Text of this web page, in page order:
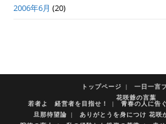
2006年6月 (20)
トップページ
一日一言
花咲爺の言葉
若者よ 経営者を目指せ！ 青春の人に告
旦那待望論
ありがとうを身につけ 花咲